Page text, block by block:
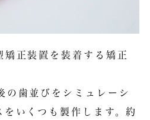
矯正装置を装着する矯正
の歯並びをシミュレーシ
をいくつも製作します。約